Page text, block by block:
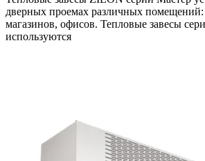
дверных проемах различных помещений:
магазинов, офисов. Тепловые завесы
используются